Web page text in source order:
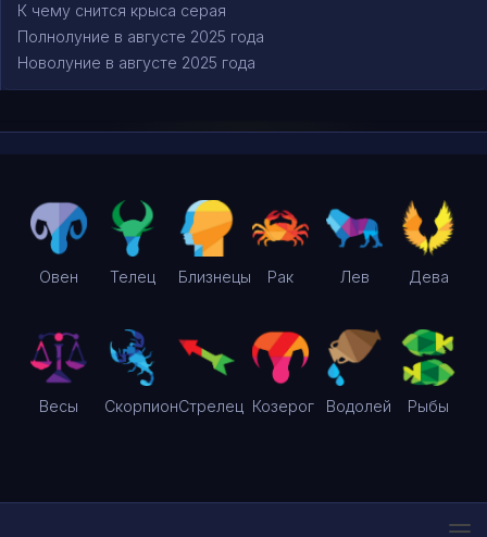
К чему снится крыса серая
Полнолуние в августе 2025 года
Новолуние в августе 2025 года
Овен Телец Близнецы Рак Лев Дева
Весы СкорпионСтрелец Козерог Водолей Рыбы